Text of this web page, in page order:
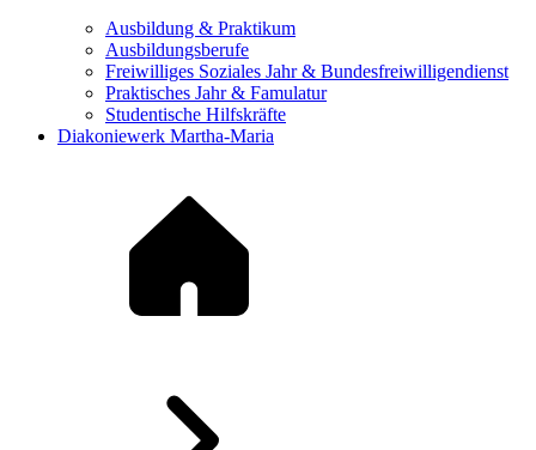
Ausbildung & Praktikum
Ausbildungsberufe
Freiwilliges Soziales Jahr & Bundesfreiwilligendienst
Praktisches Jahr & Famulatur
Studentische Hilfskräfte
Diakoniewerk Martha-Maria